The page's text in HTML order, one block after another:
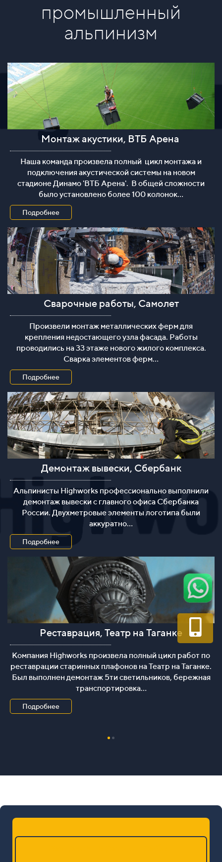
промышленный
альпинизм
Монтаж акустики на ВТБ Арена
Монтаж акустики, ВТБ Арена
Наша команда произвела полный цикл монтажа и
подключения акустической системы на новом
стадионе Динамо 'ВТБ Арена'. В общей сложности
было установлено более 100 колонок...
Подробнее
Сварочные работы, ЖК Самолет
Сварочные работы, Самолет
Произвели монтаж металлических ферм для
крепления недостающего узла фасада. Работы
проводились на 33 этаже нового жилого комплекса.
Сварка элементов ферм...
Подробнее
Демонтажные работы
Демонтаж вывески, Сбербанк
Альпинисты Highworks профессионально выполнили
демонтаж вывески с главного офиса Сбербанка
России. Двухметровые элементы логотипа были
аккуратно...
Подробнее
Реставрационные работы
Реставрация, Театр на Таганке
Компания Highworks произвела полный цикл работ по
реставрации старинных плафонов на Театр на Таганке.
Был выполнен демонтаж 5ти светильников, бережная
транспортировка...
Подробнее